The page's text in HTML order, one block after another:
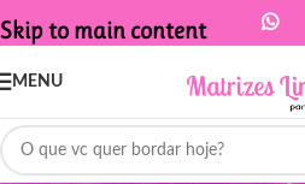
Skip to main content
MENU